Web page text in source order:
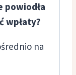
powiodła
wpłaty?
na